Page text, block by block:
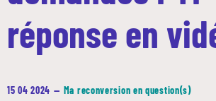
réponse en
15 04 2024 — Ma reconversion en question(s)